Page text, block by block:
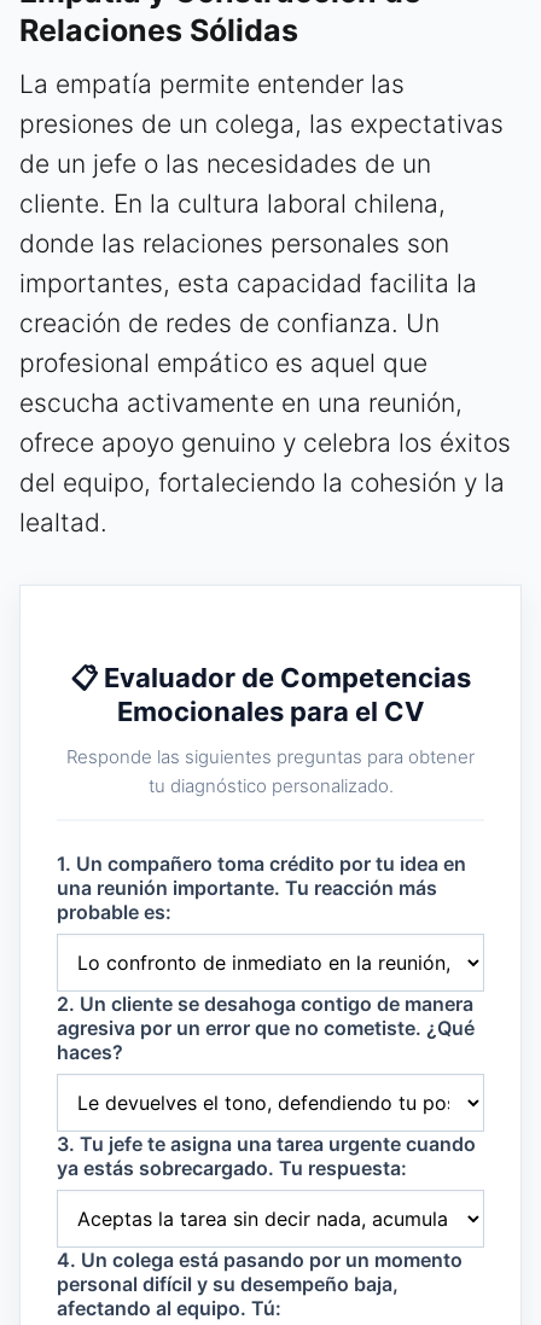
Relaciones Sólidas
La empatía permite entender las
presiones de un colega, las expectativas
de un jefe o las necesidades de un
cliente. En la cultura laboral chilena,
donde las relaciones personales son
importantes, esta capacidad facilita la
creación de redes de confianza. Un
profesional empático es aquel que
escucha activamente en una reunión,
ofrece apoyo genuino y celebra los éxitos
del equipo, fortaleciendo la cohesión y la
lealtad.
📋 Evaluador de Competencias
Emocionales para el CV
Responde las siguientes preguntas para obtener
tu diagnóstico personalizado.
1. Un compañero toma crédito por tu idea en
una reunión importante. Tu reacción más
probable es:
2. Un cliente se desahoga contigo de manera
agresiva por un error que no cometiste. ¿Qué
haces?
3. Tu jefe te asigna una tarea urgente cuando
ya estás sobrecargado. Tu respuesta:
4. Un colega está pasando por un momento
personal difícil y su desempeño baja,
afectando al equipo. Tú: